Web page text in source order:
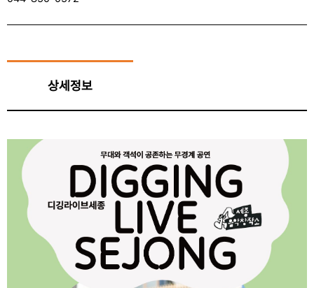
상세정보